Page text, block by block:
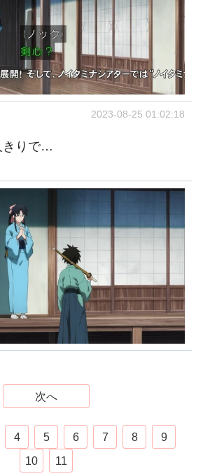
2023-08-25 01:02:18
きりで…
次へ
4 5 6 7 8
9
10
11